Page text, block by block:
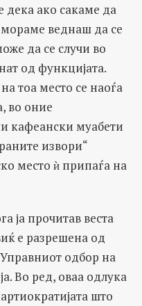
ако сакаме да
веднаш да се
да се случи во
од функцијата.
тоа место се наоѓа
во оние
кафеански муабети
извори“
место ѝ припаѓа на
ја прочитав веста
е разрешена од
одбор на
Во ред, оваа одлука
што